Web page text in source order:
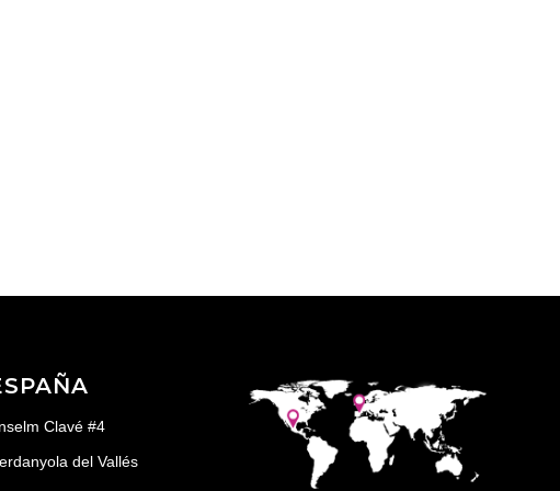
Clavé #4
del Vallés